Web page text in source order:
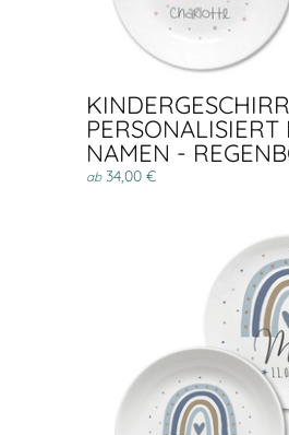
KINDERGESCHIRR
PERSONALISIERT
NAMEN -
ab34,00 €